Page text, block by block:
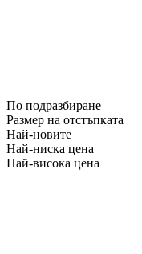
По подразбиране
Размер на отстъпката
Най-новите
Най-ниска цена
Най-висока цена